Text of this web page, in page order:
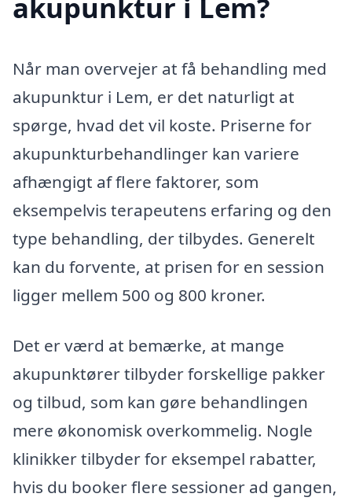
Når man overvejer at få behandling med
akupunktur i Lem, er det naturligt at
spørge, hvad det vil koste. Priserne for
akupunkturbehandlinger kan variere
afhængigt af flere faktorer, som
eksempelvis terapeutens erfaring og den
type behandling, der tilbydes. Generelt
kan du forvente, at prisen for en session
ligger mellem 500 og 800 kroner.
Det er værd at bemærke, at mange
akupunktører tilbyder forskellige pakker
og tilbud, som kan gøre behandlingen
mere økonomisk overkommelig. Nogle
klinikker tilbyder for eksempel rabatter,
hvis du booker flere sessioner ad gangen,